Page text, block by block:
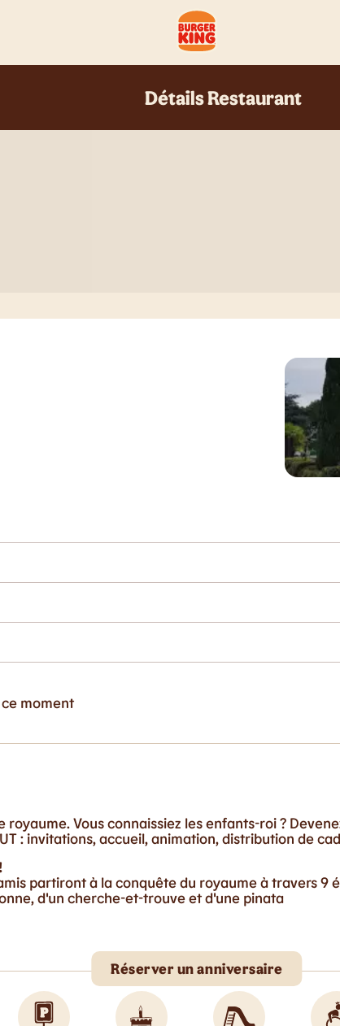
Détails Restaurant
moment
Vous connaissiez les enfants-roi ?
: invitations, accueil, animation, distribution de
partiront à la conquête du royaume à travers 9
d'un cherche-et-trouve et d'une pinata
Réserver un anniversaire